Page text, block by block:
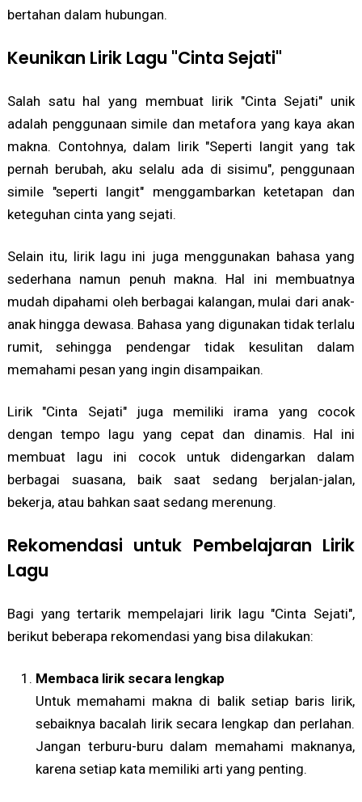
bertahan dalam hubungan.
Keunikan Lirik Lagu "Cinta Sejati"
Salah satu hal yang membuat lirik "Cinta Sejati" unik
adalah penggunaan simile dan metafora yang kaya akan
makna. Contohnya, dalam lirik "Seperti langit yang tak
pernah berubah, aku selalu ada di sisimu", penggunaan
simile "seperti langit" menggambarkan ketetapan dan
keteguhan cinta yang sejati.
Selain itu, lirik lagu ini juga menggunakan bahasa yang
sederhana namun penuh makna. Hal ini membuatnya
mudah dipahami oleh berbagai kalangan, mulai dari anak-
anak hingga dewasa. Bahasa yang digunakan tidak terlalu
rumit, sehingga pendengar tidak kesulitan dalam
memahami pesan yang ingin disampaikan.
Lirik "Cinta Sejati" juga memiliki irama yang cocok
dengan tempo lagu yang cepat dan dinamis. Hal ini
membuat lagu ini cocok untuk didengarkan dalam
berbagai suasana, baik saat sedang berjalan-jalan,
bekerja, atau bahkan saat sedang merenung.
Rekomendasi untuk Pembelajaran Lirik
Lagu
Bagi yang tertarik mempelajari lirik lagu "Cinta Sejati",
berikut beberapa rekomendasi yang bisa dilakukan:
Membaca lirik secara lengkap
Untuk memahami makna di balik setiap baris lirik,
sebaiknya bacalah lirik secara lengkap dan perlahan.
Jangan terburu-buru dalam memahami maknanya,
karena setiap kata memiliki arti yang penting.